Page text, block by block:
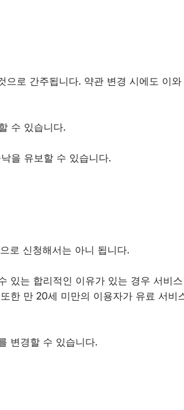
로 간주됩니다. 약관 변경 시에도 이
수 있습니다.
을 유보할 수 있습니다.
로 신청해서는 아니 됩니다.
있는 합리적인 이유가 있는 경우 서비
만 20세 미만의 이용자가 유료 서비
변경할 수 있습니다.